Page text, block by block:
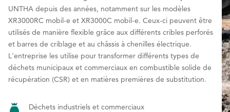
UNTHA depuis des années, notamment sur les modèles
XR3000RC mobil-e et XR3000C mobil-e. Ceux-ci peuvent être
utilisés de manière flexible grâce aux différents cribles perforés
et barres de criblage et au châssis à chenilles électrique.
L'entreprise les utilise pour transformer différents types de
déchets municipaux et commerciaux en combustible solide de
récupération (CSR) et en matières premières de substitution.
Déchets industriels et commerciaux